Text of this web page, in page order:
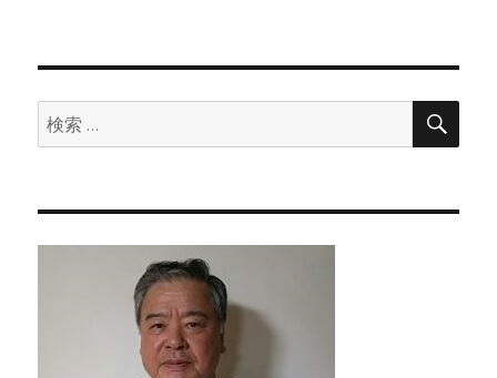
検
索:
検